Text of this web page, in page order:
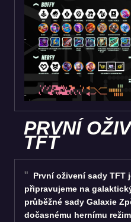
PRVNÍ
TFT
První oživení sady TFT
připravujeme na
průběžné sady Galaxie
dočasnému hernímu